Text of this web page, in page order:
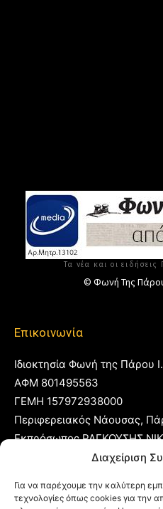
Διαχείριση
Για να παρέχουμε την καλύτερη
τεχνολογίες όπως cookies για την
Τα νέα και οι
© Φωνή Της
Επικοινωνία
Ιδιοκτησία Φωνή της Πάρου
ΑΦΜ 801495563
ΓΕΜΗ 157972938000
Περιφερειακός Νάουσας,
Εκπρόσωπος ΡΑΓΚΟΥΣΗΣ
Κ:6977 248885